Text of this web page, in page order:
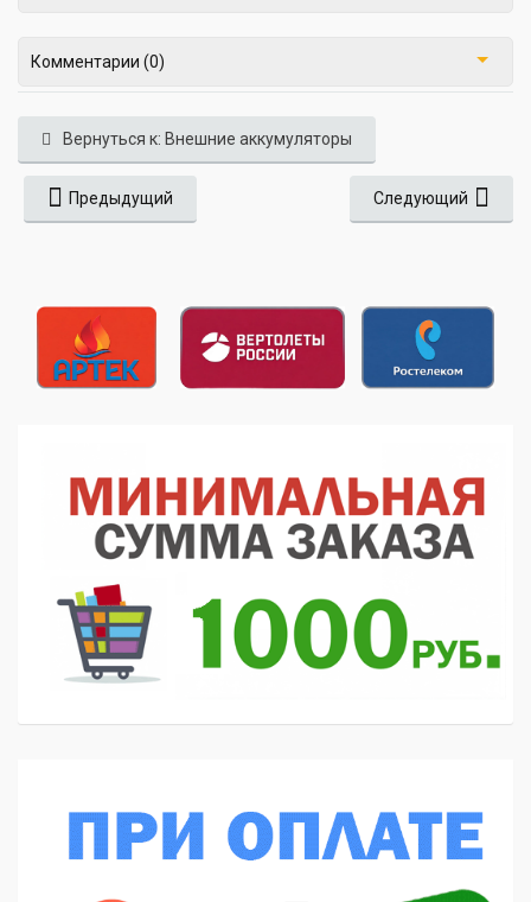
Комментарии (0)
Вернуться к: Внешние аккумуляторы
Предыдущий Следующий